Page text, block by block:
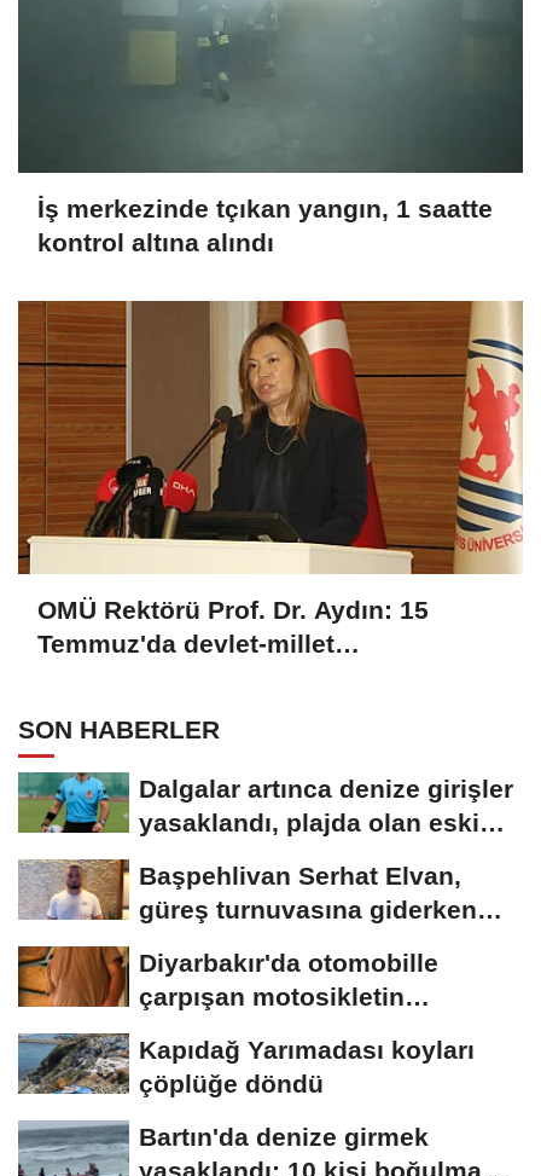
İş merkezinde tçıkan yangın, 1 saatte
kontrol altına alındı
OMÜ Rektörü Prof. Dr. Aydın: 15
Temmuz'da devlet-millet
SON HABERLER
Dalgalar artınca denize girişler
yasaklandı, plajda olan eski
Başpehlivan Serhat Elvan,
güreş turnuvasına giderken
Diyarbakır'da otomobille
çarpışan motosikletin
Kapıdağ Yarımadası koyları
çöplüğe döndü
Bartın'da denize girmek